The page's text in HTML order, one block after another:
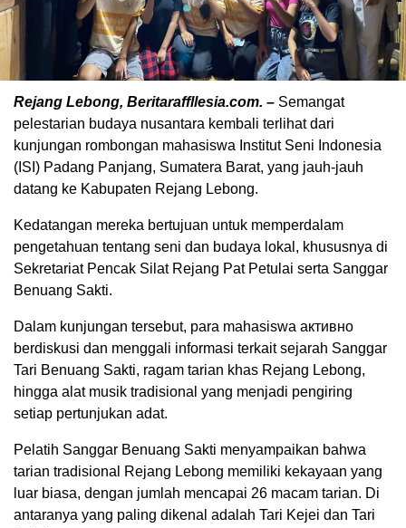
Rejang Lebong, Beritaraffllesia.com. – Semangat
pelestarian budaya nusantara kembali terlihat dari
kunjungan rombongan mahasiswa Institut Seni Indonesia
(ISI) Padang Panjang, Sumatera Barat, yang jauh-jauh
datang ke Kabupaten Rejang Lebong.
Kedatangan mereka bertujuan untuk memperdalam
pengetahuan tentang seni dan budaya lokal, khususnya di
Sekretariat Pencak Silat Rejang Pat Petulai serta Sanggar
Benuang Sakti.
Dalam kunjungan tersebut, para mahasiswa активно
berdiskusi dan menggali informasi terkait sejarah Sanggar
Tari Benuang Sakti, ragam tarian khas Rejang Lebong,
hingga alat musik tradisional yang menjadi pengiring
setiap pertunjukan adat.
Pelatih Sanggar Benuang Sakti menyampaikan bahwa
tarian tradisional Rejang Lebong memiliki kekayaan yang
luar biasa, dengan jumlah mencapai 26 macam tarian. Di
antaranya yang paling dikenal adalah Tari Kejei dan Tari